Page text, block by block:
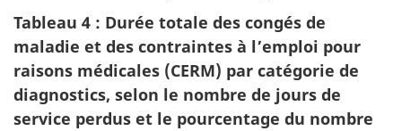
Tableau 4 : Durée totale des congés de
maladie et des contraintes à l’emploi pour
raisons médicales (CERM) par catégorie de
diagnostics, selon le nombre de jours de
service perdus et le pourcentage du nombre